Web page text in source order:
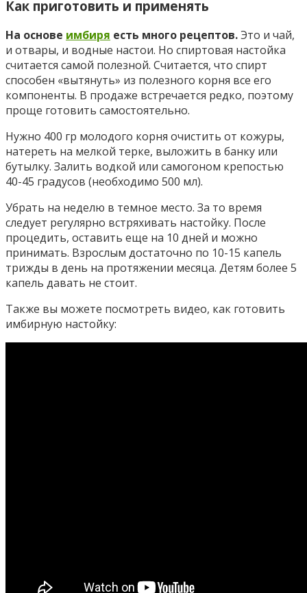
Как приготовить и применять
На основе имбиря есть много рецептов.Это и чай,
и отвары, и водные настои. Но спиртовая настойка
считается самой полезной. Считается, что спирт
способен «вытянуть» из полезного корня все его
компоненты. В продаже встречается редко, поэтому
проще готовить самостоятельно.
Нужно 400 гр молодого корня очистить от кожуры,
натереть на мелкой терке, выложить в банку или
бутылку. Залить водкой или самогоном крепостью
40-45 градусов (необходимо 500 мл).
Убрать на неделю в темное место. За то время
следует регулярно встряхивать настойку. После
процедить, оставить еще на 10 дней и можно
принимать. Взрослым достаточно по 10-15 капель
трижды в день на протяжении месяца. Детям более 5
капель давать не стоит.
Также вы можете посмотреть видео, как готовить
имбирную настойку: